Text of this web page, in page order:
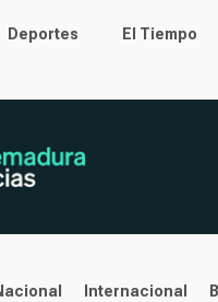
Deportes El Tiempo
Internacional